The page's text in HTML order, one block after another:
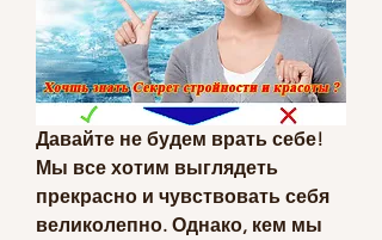
Давайте не будем врать себе!
Мы все хотим выглядеть
прекрасно и чувствовать себя
великолепно. Однако, кем мы